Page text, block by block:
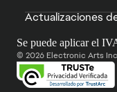
Actualizaciones
Se puede aplicar el
© 2026 Electronic Arts